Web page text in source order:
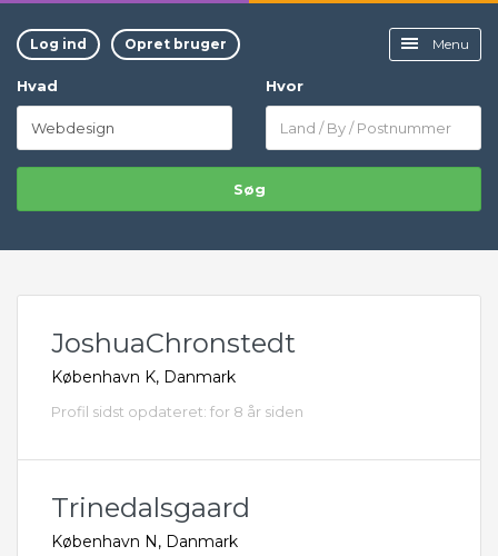
Log ind Opret bruger Menu
Hvad Hvor
Søg
JoshuaChronstedt
København K, Danmark
Profil sidst opdateret: for 8 år siden
Trinedalsgaard
København N, Danmark